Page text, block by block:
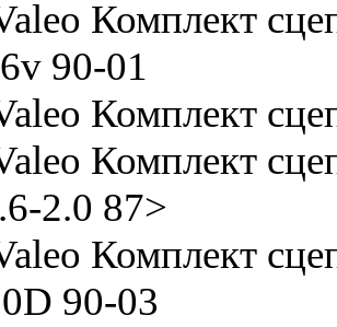
Комплект
90-01
Комплект
Комплект
2.0 87>
Комплект
90-03